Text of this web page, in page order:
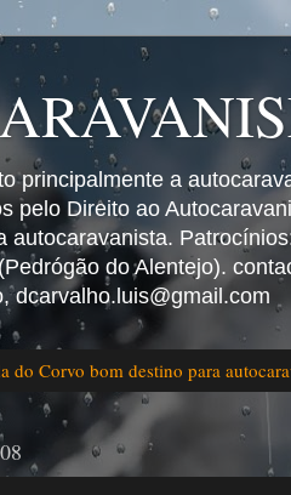
principalmente a
pelo Direito ao
autocaravanista.
do Alentejo).
dcarvalho.luis@gmail.com
do Corvo bom destino para